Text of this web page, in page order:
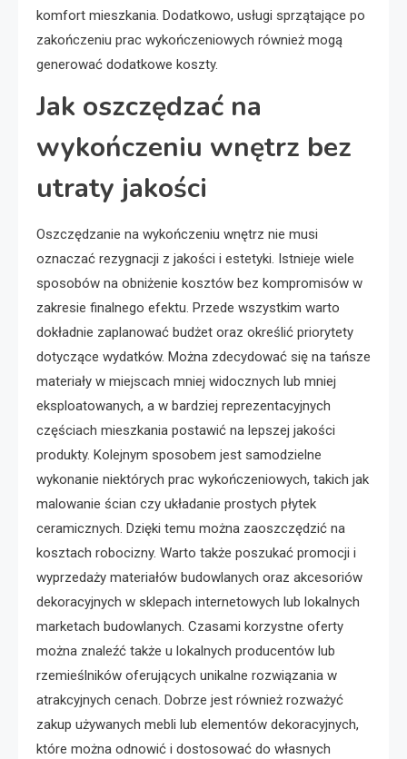
komfort mieszkania. Dodatkowo, usługi sprzątające po
zakończeniu prac wykończeniowych również mogą
generować dodatkowe koszty.
Jak oszczędzać na
wykończeniu wnętrz bez
utraty jakości
Oszczędzanie na wykończeniu wnętrz nie musi
oznaczać rezygnacji z jakości i estetyki. Istnieje wiele
sposobów na obniżenie kosztów bez kompromisów w
zakresie finalnego efektu. Przede wszystkim warto
dokładnie zaplanować budżet oraz określić priorytety
dotyczące wydatków. Można zdecydować się na tańsze
materiały w miejscach mniej widocznych lub mniej
eksploatowanych, a w bardziej reprezentacyjnych
częściach mieszkania postawić na lepszej jakości
produkty. Kolejnym sposobem jest samodzielne
wykonanie niektórych prac wykończeniowych, takich jak
malowanie ścian czy układanie prostych płytek
ceramicznych. Dzięki temu można zaoszczędzić na
kosztach robocizny. Warto także poszukać promocji i
wyprzedaży materiałów budowlanych oraz akcesoriów
dekoracyjnych w sklepach internetowych lub lokalnych
marketach budowlanych. Czasami korzystne oferty
można znaleźć także u lokalnych producentów lub
rzemieślników oferujących unikalne rozwiązania w
atrakcyjnych cenach. Dobrze jest również rozważyć
zakup używanych mebli lub elementów dekoracyjnych,
które można odnowić i dostosować do własnych